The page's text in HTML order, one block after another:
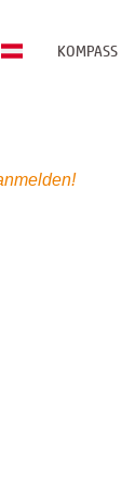
KOMPASS